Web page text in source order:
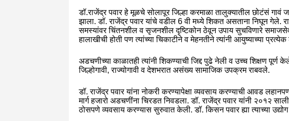
डॉ.राजेंद्र पवार हे मूळचे सोलापूर जिल्हा करमाळा तालुक्यातील छोटंसं गावं
झाला. डॉ. राजेंद्र पवार यांचे वडील 6 वी मध्ये शिकत असताना निघून गेले.
समस्यांवर चिंतनशील व सृजनशील दृष्टिकोन ठेवून उपाय सुचविणारे
हालाखीची होती पण त्यांच्या चिकाटीने व मेहनतीने त्यांनी आयुष्याच्या
अडचणीच्या काळातही त्यांनी शिकण्याची जिद्द पुढे नेली व उच्च शिक्षण पूर्ण
जिल्होगावी, राज्योगावी व देशभरात असंख्य सामाजिक उपक्रम राबवले.
डॉ. राजेंद्र पवार यांना नोकरी करण्यापेक्षा व्यवसाय करण्याची आवड
मार्ग हजारो अडचणींना चिरडत निवडला. डॉ. राजेंद्र पवार यांनी २०१२
ठोसपणे व्यवसाय करण्यास सुरुवात केली. डॉ. किसन पवार ह्या त्याच्या